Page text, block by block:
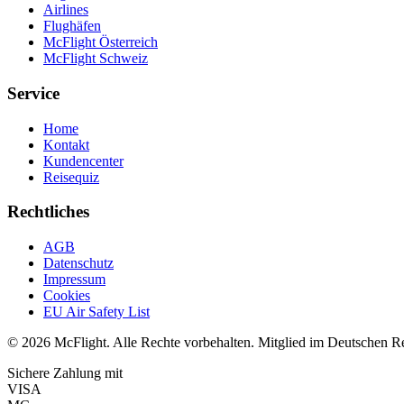
Airlines
Flughäfen
McFlight Österreich
McFlight Schweiz
Service
Home
Kontakt
Kundencenter
Reisequiz
Rechtliches
AGB
Datenschutz
Impressum
Cookies
EU Air Safety List
© 2026 McFlight. Alle Rechte vorbehalten. Mitglied im Deutschen
Sichere Zahlung mit
VISA